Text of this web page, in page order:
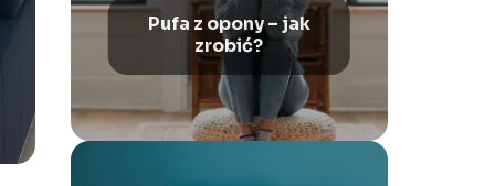
Pufa z opony – jak
zrobić?